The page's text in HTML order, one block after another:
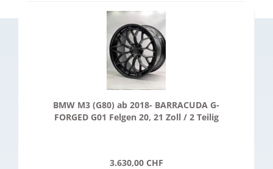
BMW M3 (G80) ab 2018- BARRACUDA G-
FORGED G01 Felgen 20, 21 Zoll / 2 Teilig
3.630,00 CHF